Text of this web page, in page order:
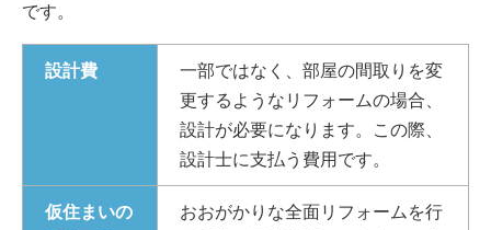
です。
設計費
一部ではなく、部屋の間取りを変
更するようなリフォームの場合、
設計が必要になります。この際、
設計士に支払う費用です。
仮住まいの
おおがかりな全面リフォームを行